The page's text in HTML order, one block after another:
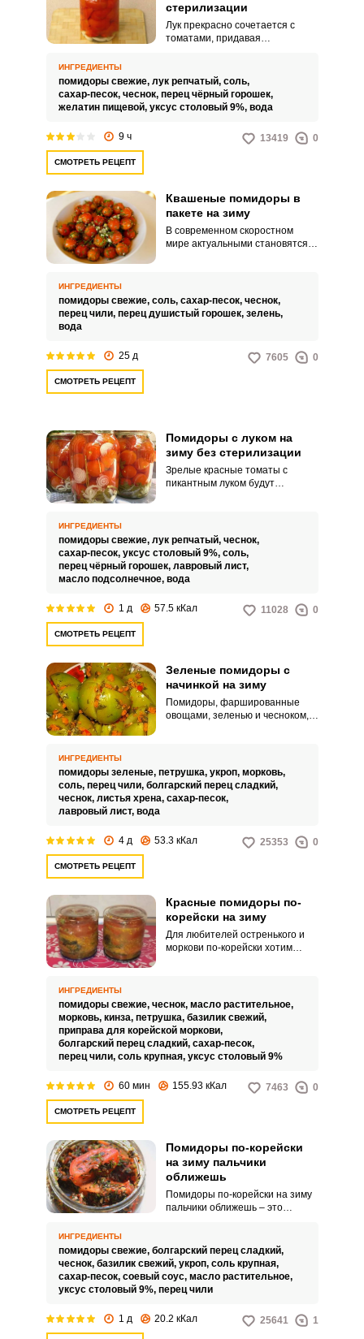
стерилизации
Лук прекрасно сочетается с
томатами, придавая
интересно и необычно будут
смотреться на праздничном
столе и уж точно порадуют вас и
ИНГРЕДИЕНТЫ
помидоры свежие, лук репчатый, соль,
сахар-песок, чеснок, перец чёрный горошек,
желатин пищевой, уксус столовый 9%, вода
9 ч 13419 0
СМОТРЕТЬ РЕЦЕПТ
Квашеные помидоры в
пакете на зиму
В современном скоростном
мире актуальными становятся
помидоров есть отличное
решение – квашенье томатов в
ИНГРЕДИЕНТЫ
помидоры свежие, соль, сахар-песок, чеснок,
перец чили, перец душистый горошек, зелень,
вода
25 д 7605 0
СМОТРЕТЬ РЕЦЕПТ
Помидоры с луком на
зиму без стерилизации
Зрелые красные томаты с
пикантным луком будут
готовить из сортов «Слива» или
«Дамские пальчики». При этом
рассол можно использовать при
приготовлении рассольника.
ИНГРЕДИЕНТЫ
помидоры свежие, лук репчатый, чеснок,
сахар-песок, уксус столовый 9%, соль,
перец чёрный горошек, лавровый лист,
масло подсолнечное, вода
1 д 57.5 кКал 11028 0
СМОТРЕТЬ РЕЦЕПТ
Зеленые помидоры с
начинкой на зиму
Помидоры, фаршированные
овощами, зеленью и чесноком,
совсем не сложный, но займёт
какое-то время для подготовки
ингредиентов.
ИНГРЕДИЕНТЫ
помидоры зеленые, петрушка, укроп, морковь,
соль, перец чили, болгарский перец сладкий,
чеснок, листья хрена, сахар-песок,
лавровый лист, вода
4 д 53.3 кКал 25353 0
СМОТРЕТЬ РЕЦЕПТ
Красные помидоры по-
корейски на зиму
Для любителей остренького и
моркови по-корейски хотим
Приготовленные с добавлением
большого количества зелени,
овощей, уксуса и специй, в
процессе маринования
помидоры приобретают
потрясающий вкус и
не присущи обычным
ИНГРЕДИЕНТЫ
помидоры свежие, чеснок, масло растительное,
морковь, кинза, петрушка, базилик свежий,
приправа для корейской моркови,
болгарский перец сладкий, сахар-песок,
перец чили, соль крупная, уксус столовый 9%
60 мин 155.93 кКал 7463 0
СМОТРЕТЬ РЕЦЕПТ
Помидоры по-корейски
на зиму пальчики
оближешь
Помидоры по-корейски на зиму
пальчики оближешь – это
Благодаря тому, что помидоры
маринуются в большом
количестве зелени и чеснока, с
добавлением перца чили,
немного острыми и в меру
ИНГРЕДИЕНТЫ
помидоры свежие, болгарский перец сладкий,
чеснок, базилик свежий, укроп, соль крупная,
сахар-песок, соевый соус, масло растительное,
уксус столовый 9%, перец чили
1 д 20.2 кКал 25641 1